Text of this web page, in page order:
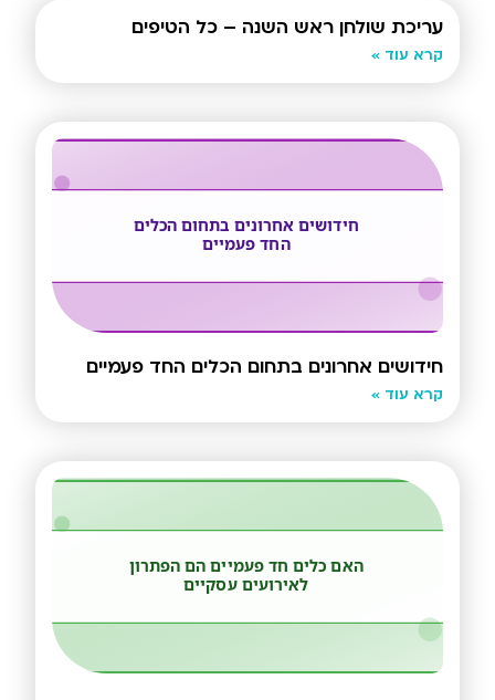
עריכת שולחן ראש השנה – כל הטיפים
קרא עוד »
חידושים אחרונים בתחום הכלים החד פעמיים
קרא עוד »